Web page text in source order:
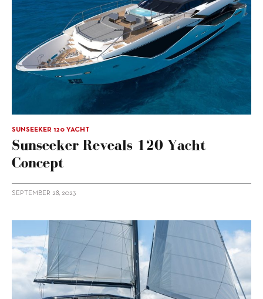
SUNSEEKER 120 YACHT
Sunseeker Reveals 120 Yacht
Concept
SEPTEMBER 28, 2023